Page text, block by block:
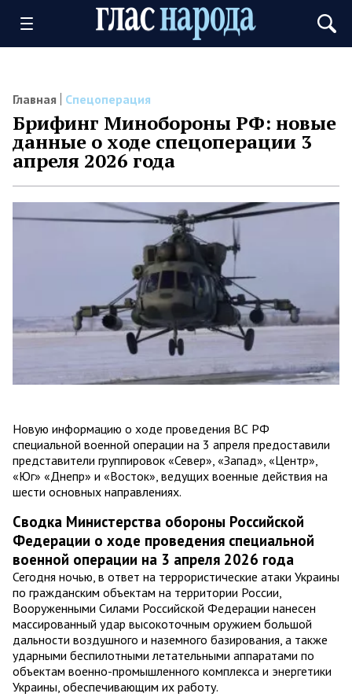
Главная Спецоперация
Брифинг Минобороны РФ: новые
данные о ходе спецоперации 3
апреля 2026 года
Новую информацию о ходе проведения ВС РФ
специальной военной операции на 3 апреля предоставили
представители группировок «Север», «Запад», «Центр»,
«Юг» «Днепр» и «Восток», ведущих военные действия на
шести основных направлениях.
Сводка Министерства обороны Российской
Федерации о ходе проведения специальной
военной операции на 3 апреля 2026 года
Сегодня ночью, в ответ на террористические атаки Украины
по гражданским объектам на территории России,
Вооруженными Силами Российской Федерации нанесен
массированный удар высокоточным оружием большой
дальности воздушного и наземного базирования, а также
ударными беспилотными летательными аппаратами по
объектам военно-промышленного комплекса и энергетики
Украины, обеспечивающим их работу.